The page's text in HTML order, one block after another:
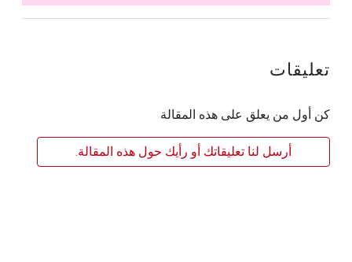
تعليقات
كن أول من يعلق على هذه المقالة
أرسل لنا تعليقاتك أو رأيك حول هذه المقالة.